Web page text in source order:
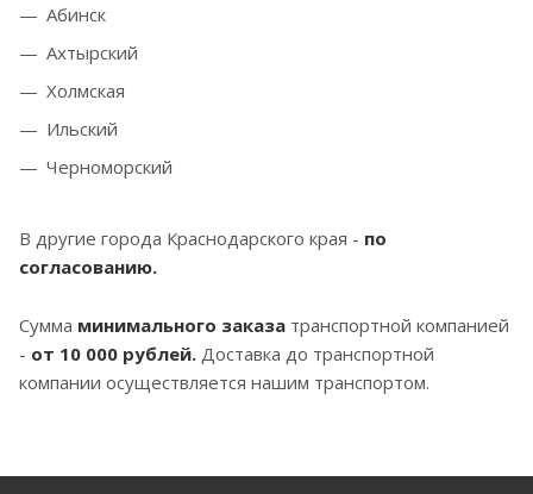
Абинск
Ахтырский
Холмская
Ильский
Черноморский
В другие города Краснодарского края - по
согласованию.
Сумма минимального заказа транспортной компанией
- от 10 000 рублей. Доставка до транспортной
компании осуществляется нашим транспортом.